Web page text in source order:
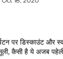
पर डिस्काउंट और
कैसी है ये अजब